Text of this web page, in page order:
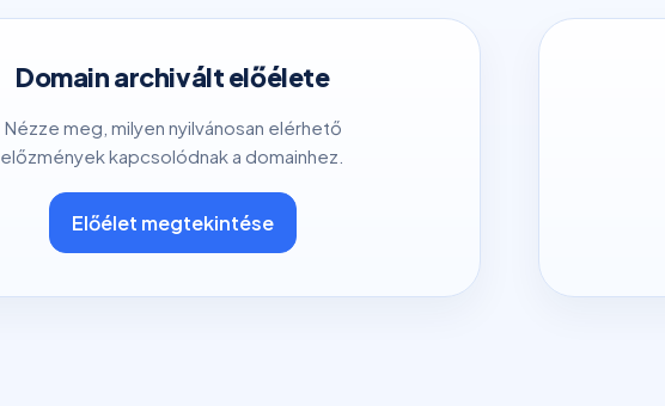
Domain archivált előélete
Nézze meg, milyen nyilvánosan elérhető
előzmények kapcsolódnak a domainhez.
Előélet megtekintése